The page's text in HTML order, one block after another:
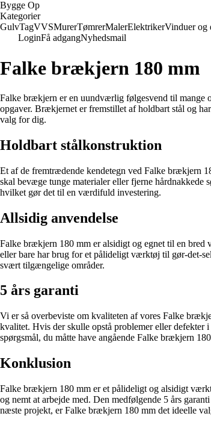
Bygge Op
Kategorier
GulvTagVVSMurerTømrerMalerElektrikerVinduer og
LoginFå adgangNyhedsmail
Falke brækjern 180 mm
Falke brækjern er en uundværlig følgesvend til mange
opgaver. Brækjernet er fremstillet af holdbart stål og
valg for dig.
Holdbart stålkonstruktion
Et af de fremtrædende kendetegn ved Falke brækjern
skal bevæge tunge materialer eller fjerne
hvilket gør det til en værdifuld investering.
Allsidig anvendelse
Falke brækjern 180 mm er alsidigt og egnet til en bred
eller bare har brug for et pålideligt værktøj til gør-det-
svært tilgængelige områder.
5 års garanti
Vi er så overbeviste om kvaliteten af ​​vores Falke
kvalitet. Hvis der skulle opstå problemer eller
spørgsmål, du måtte have angående Falke brækjern
Konklusion
Falke brækjern 180 mm er et pålideligt og alsidigt
og nemt at arbejde med. Den medfølgende 5 års
næste projekt, er Falke brækjern 180 mm det ideelle